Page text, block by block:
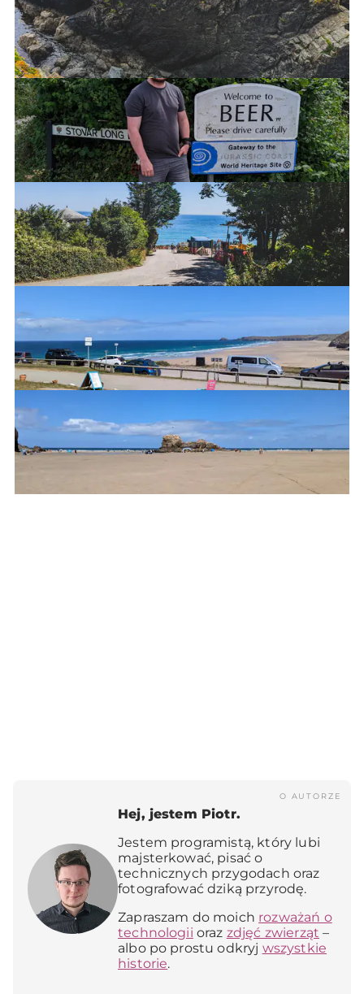
Ależ ta woda jest czysta!
Coverack - what a view
Zaraz, ledwo wysiadłem z auta, a już jest tak
O AUTORZE
Hej, jestem Piotr.
Jestem programistą, który lubi
majsterkować, pisać o
technicznych przygodach oraz
fotografować dziką przyrodę.
Zapraszam do moich rozważań o
technologii oraz zdjęć zwierząt –
albo po prostu odkryj wszystkie
historie.